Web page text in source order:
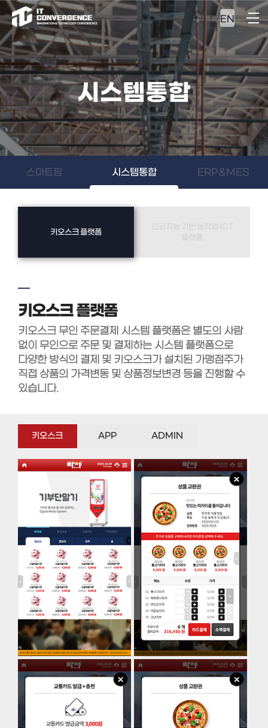
EN
시스템통합
스마트팜 시스템통합 ERP&MES
키오스크 플랫폼
키오스크 플랫폼
키오스크 무인 주문결제 시스템 플랫폼은 별도의 사람
없이 무인으로 주문 및 결제하는 시스템 플랫폼으로
다양한 방식의 결제 및 키오스크가 설치된 가맹점주가
직접 상품의 가격변동 및 상품정보변경 등을 진행할 수
있습니다.
키오스크 APP ADMIN